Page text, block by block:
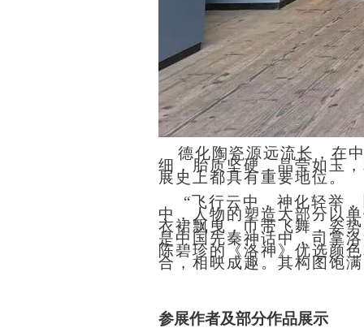
德化陶瓷源远流长，在
细，胎质坚硬，晶莹如玉
展史上都具有重要地位。
“飞行云中，神化轻举
中，人物的塑造大部分以
衣裙飘曳，巾带飞舞，姿
是中国先秦神话中，司掌
陈碧珍的《洛神》优选颜
合，相映成趣。其构图饱
参展作者及部分作品展示